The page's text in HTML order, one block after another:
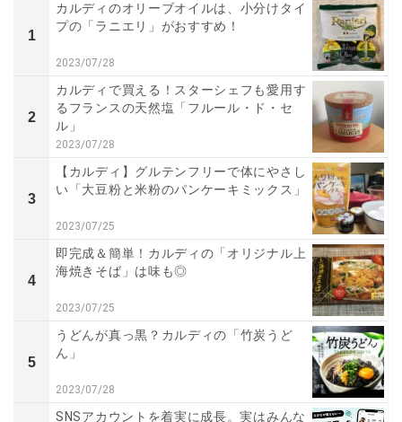
1
カルディのオリーブオイルは、小分けタイ
プの「ラニエリ」がおすすめ！
2023/07/28
2
カルディで買える！スターシェフも愛用す
るフランスの天然塩「フルール・ド・セ
ル」
2023/07/28
3
【カルディ】グルテンフリーで体にやさし
い「大豆粉と米粉のパンケーキミックス」
2023/07/25
4
即完成＆簡単！カルディの「オリジナル上
海焼きそば」は味も◎
2023/07/25
5
うどんが真っ黒？カルディの「竹炭うど
ん」
2023/07/28
SNSアカウントを着実に成長。実はみんな